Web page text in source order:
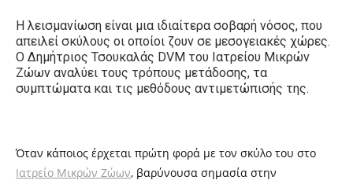
Η λεισμανίωση είναι μια ιδιαίτερα σοβαρή νόσος, που
απειλεί σκύλους οι οποίοι ζουν σε μεσογειακές χώρες.
Ο Δημήτριος Τσουκαλάς DVM του Ιατρείου Μικρών
Ζώων αναλύει τους τρόπους μετάδοσης, τα
συμπτώματα και τις μεθόδους αντιμετώπισής της.
Όταν κάποιος έρχεται πρώτη φορά με τον σκύλο του στο
Ιατρείο Μικρών Ζώων, βαρύνουσα σημασία στην